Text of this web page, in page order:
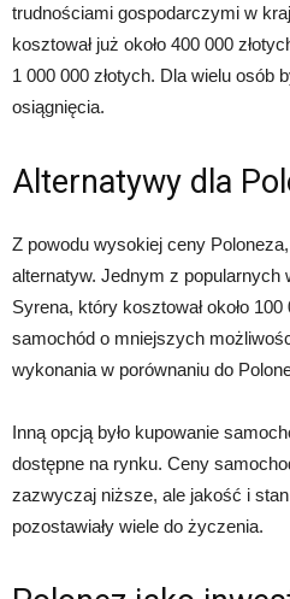
trudnościami gospodarczymi w
kosztował już około 400 000
1 000 000 złotych. Dla wielu osób
osiągnięcia.
Alternatywy dla
Z powodu wysokiej ceny
alternatyw. Jednym z popularnych
Syrena, który kosztował około 100
samochód o mniejszych
wykonania w porównaniu do
Inną opcją było kupowanie
dostępne na rynku. Ceny
zazwyczaj niższe, ale jakość i
pozostawiały wiele do życzenia.